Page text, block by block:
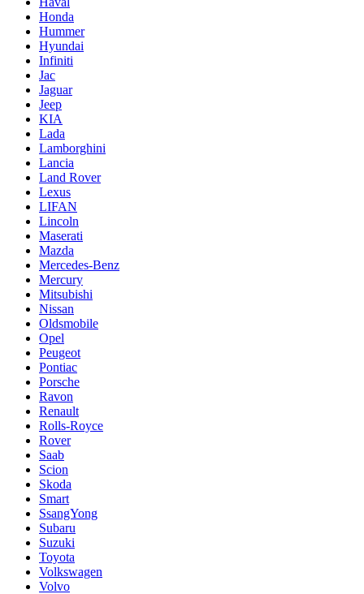
Honda
Hummer
Hyundai
Infiniti
Jac
Jaguar
Jeep
KIA
Lada
Lamborghini
Lancia
Land Rover
Lexus
LIFAN
Lincoln
Maserati
Mazda
Mercedes-Benz
Mercury
Mitsubishi
Nissan
Oldsmobile
Opel
Peugeot
Pontiac
Porsche
Ravon
Renault
Rolls-Royce
Rover
Saab
Scion
Skoda
Smart
SsangYong
Subaru
Suzuki
Toyota
Volkswagen
Volvo